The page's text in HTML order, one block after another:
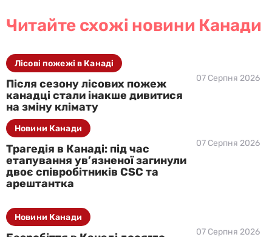
Читайте схожі новини Канади
Після сезону лісових пожеж
канадці стали інакше дивитися
на зміну клімату
07 Серпня 2026
Лісові пожежі в Канаді
Трагедія в Канаді: під час
етапування ув’язненої загинули
двоє співробітників CSC та
арештантка
07 Серпня 2026
Новини Канади
07 Серпня 2026
Новини Канади